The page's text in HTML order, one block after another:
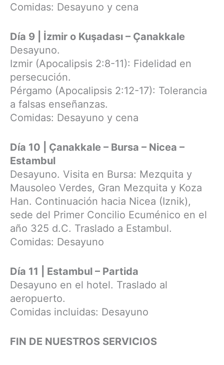
Comidas: Desayuno y cena
Día 9 | İzmir o Kuşadası – Çanakkale
Desayuno.
Izmir (Apocalipsis 2:8-11): Fidelidad en
persecución.
Pérgamo (Apocalipsis 2:12-17): Tolerancia
a falsas enseñanzas.
Comidas: Desayuno y cena
Día 10 | Çanakkale – Bursa – Nicea –
Estambul
Desayuno. Visita en Bursa: Mezquita y
Mausoleo Verdes, Gran Mezquita y Koza
Han. Continuación hacia Nicea (Iznik),
sede del Primer Concilio Ecuménico en el
año 325 d.C. Traslado a Estambul.
Comidas: Desayuno
Día 11 | Estambul – Partida
Desayuno en el hotel. Traslado al
aeropuerto.
Comidas incluidas: Desayuno
FIN DE NUESTROS SERVICIOS